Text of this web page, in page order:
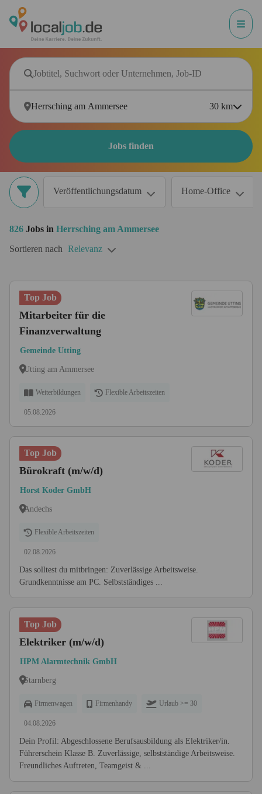
30 km
Jobs finden
Veröffentlichungsdatum Home-Office
826 Jobs in Herrsching am Ammersee
Sortieren nach Relevanz
Top Job
Mitarbeiter für die
Finanzverwaltung
Gemeinde Utting
Utting am Ammersee
Weiterbildungen Flexible Arbeitszeiten
05.08.2026
Top Job
Bürokraft (m/w/d)
Horst Koder GmbH
Andechs
Flexible Arbeitszeiten
02.08.2026
Das solltest du mitbringen: Zuverlässige Arbeitsweise.
Grundkenntnisse am PC. Selbstständiges ...
Top Job
Elektriker (m/w/d)
HPM Alarmtechnik GmbH
Starnberg
Firmenwagen Firmenhandy Urlaub >= 30
04.08.2026
Dein Profil: Abgeschlossene Berufsausbildung als Elektriker/in.
Führerschein Klasse B. Zuverlässige, selbstständige Arbeitsweise.
Freundliches Auftreten, Teamgeist & ...